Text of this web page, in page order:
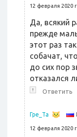
12 февраля 2020
Да, всякий
прежде
этот раз
собачат,
до сих пор
отказался
↑ Ответить
Гре_Та
12 февраля 2020